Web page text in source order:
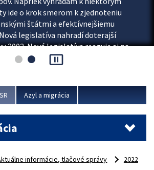
ide o krok smerom k zjednoteniu
štátmi a efektívnejšiemu
legislatíva nahradí doterajší
2002. Nová legislatíva reaguje aj na
počas...
pause_presentation
Azyl a migrácia
informácie, tlačové správy
2022